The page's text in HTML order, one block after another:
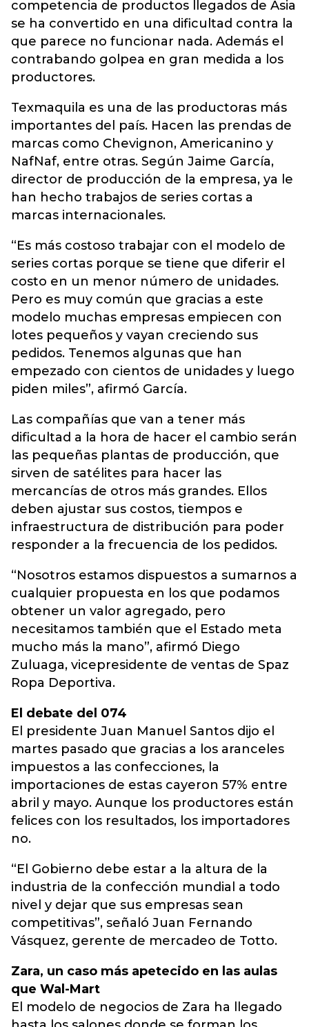
competencia de productos llegados de Asia
se ha convertido en una dificultad contra la
que parece no funcionar nada. Además el
contrabando golpea en gran medida a los
productores.
Texmaquila es una de las productoras más
importantes del país. Hacen las prendas de
marcas como Chevignon, Americanino y
NafNaf, entre otras. Según Jaime García,
director de producción de la empresa, ya le
han hecho trabajos de series cortas a
marcas internacionales.
“Es más costoso trabajar con el modelo de
series cortas porque se tiene que diferir el
costo en un menor número de unidades.
Pero es muy común que gracias a este
modelo muchas empresas empiecen con
lotes pequeños y vayan creciendo sus
pedidos. Tenemos algunas que han
empezado con cientos de unidades y luego
piden miles”, afirmó García.
Las compañías que van a tener más
dificultad a la hora de hacer el cambio serán
las pequeñas plantas de producción, que
sirven de satélites para hacer las
mercancías de otros más grandes. Ellos
deben ajustar sus costos, tiempos e
infraestructura de distribución para poder
responder a la frecuencia de los pedidos.
“Nosotros estamos dispuestos a sumarnos a
cualquier propuesta en los que podamos
obtener un valor agregado, pero
necesitamos también que el Estado meta
mucho más la mano”, afirmó Diego
Zuluaga, vicepresidente de ventas de Spaz
Ropa Deportiva.
El debate del 074
El presidente Juan Manuel Santos dijo el
martes pasado que gracias a los aranceles
impuestos a las confecciones, la
importaciones de estas cayeron 57% entre
abril y mayo. Aunque los productores están
felices con los resultados, los importadores
no.
“El Gobierno debe estar a la altura de la
industria de la confección mundial a todo
nivel y dejar que sus empresas sean
competitivas”, señaló Juan Fernando
Vásquez, gerente de mercadeo de Totto.
Zara, un caso más apetecido en las aulas
que Wal-Mart
El modelo de negocios de Zara ha llegado